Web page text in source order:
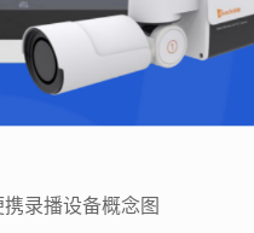
携录播设备概念图